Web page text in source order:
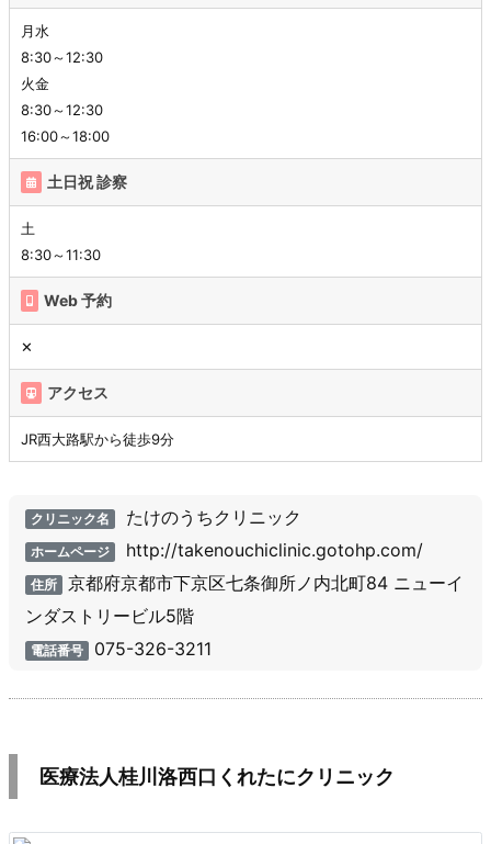
月水
8:30～12:30
火金
8:30～12:30
16:00～18:00
土日祝 診察
土
8:30～11:30
Web 予約
✕
アクセス
JR西大路駅から徒歩9分
クリニック名 たけのうちクリニック
ホームページ http://takenouchiclinic.gotohp.com/
住所 京都府京都市下京区七条御所ノ内北町84 ニューイ
ンダストリービル5階
電話番号 075-326-3211
医療法人桂川洛西口くれたにクリニック